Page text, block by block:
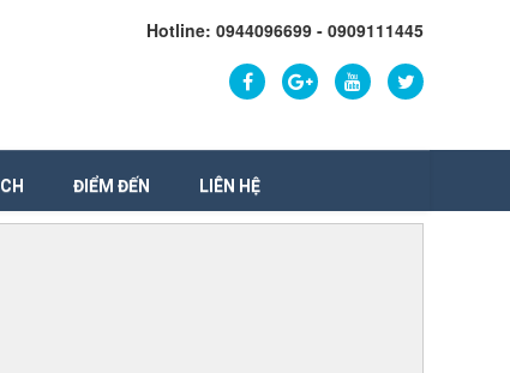
Hotline: 0944096699 - 0909111445
ĐIỂM ĐẾN LIÊN HỆ